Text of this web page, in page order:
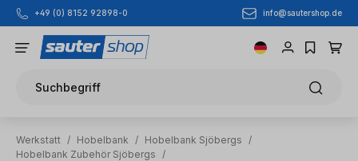
Zum Hauptinhalt springen
+49 (0) 8152 92898-0 info@sautershop.de
Suchbegriff
Werkstatt / Hobelbank / Hobelbank Sjöbergs
/
Hobelbank Zubehör Sjöbergs
/